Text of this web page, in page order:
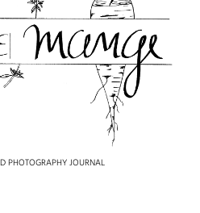
PHOTOGRAPHY JOURNAL